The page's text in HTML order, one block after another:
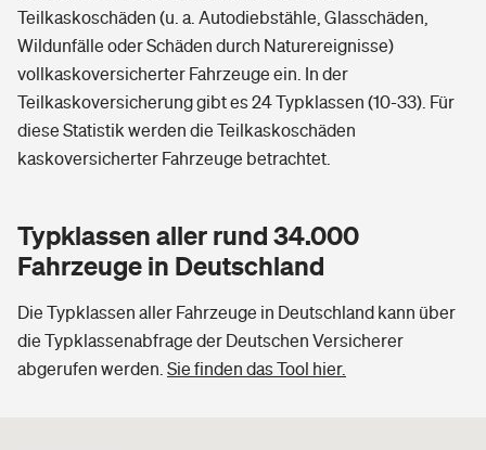
Teilkaskoschäden (u. a. Autodiebstähle, Glasschäden,
Wildunfälle oder Schäden durch Naturereignisse)
vollkaskoversicherter Fahrzeuge ein. In der
Teilkaskoversicherung gibt es 24 Typklassen (10-33). Für
diese Statistik werden die Teilkaskoschäden
kaskoversicherter Fahrzeuge betrachtet.
Typklassen aller rund 34.000
Fahrzeuge in Deutschland
Die Typklassen aller Fahrzeuge in Deutschland kann über
die Typklassenabfrage der Deutschen Versicherer
abgerufen werden. Sie finden das Tool hier.